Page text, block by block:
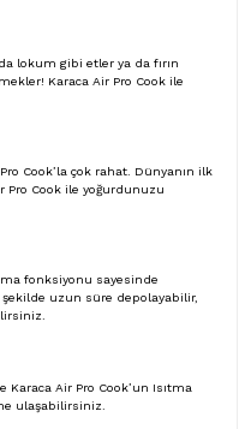
lokum gibi etler ya da fırın
Karaca Air Pro Cook ile
Cook’la çok rahat. Dünyanın ilk
Pro Cook ile yoğurdunuzu
fonksiyonu sayesinde
şekilde uzun süre depolayabilir,
Air Pro Cook’un Isıtma
ulaşabilirsiniz.